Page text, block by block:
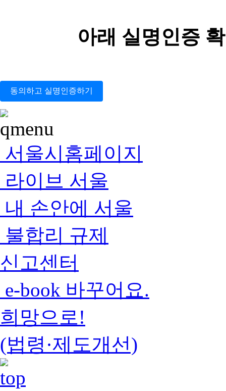
아래 실명인증
동의하고 실명인증하기
서울시홈페이지
라이브 서울
내 손안에 서울
불합리 규제
신고센터
e-book 바꾸어요.
희망으로!
(법령·제도개선)